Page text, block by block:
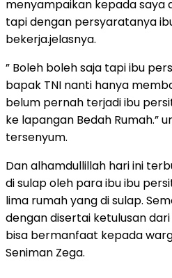
menyampaikan kepada saya
tapi dengan persyaratanya
bekerja.jelasnya.
” Boleh boleh saja tapi ibu
bapak TNI nanti hanya
belum pernah terjadi ibu
ke lapangan Bedah Rumah.”
tersenyum.
Dan alhamdullillah hari ini
di sulap oleh para ibu ibu
lima rumah yang di sulap.
dengan disertai ketulusan dari
bisa bermanfaat kepada
Seniman Zega.